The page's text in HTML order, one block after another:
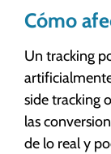
Cómo
Un tracking
side tracking
las
de lo real y